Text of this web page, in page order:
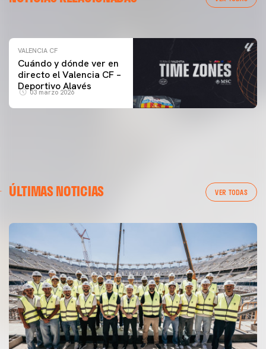
VALENCIA CF
Cuándo y dónde ver en
directo el Valencia CF –
Deportivo Alavés
03 marzo 2026
ÚLTIMAS NOTICIAS VER TODAS